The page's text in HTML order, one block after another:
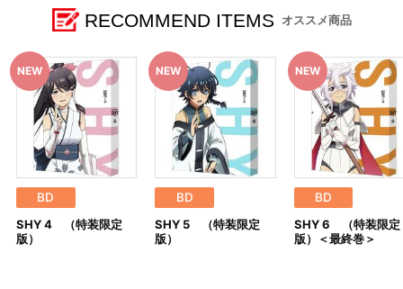
※本商品は準備数に限りがございます。準備数に達した場合、
早期にご注文の受付を終了させていただくことがございます。
※ご要望多数の場合、お届け時期を変更し、再度受注を行うこ
とがございます。
※撮影環境やご利用のモニター環境により、実物と多少異なっ
て見える場合がございます。
※商品画像はイメージです。実際の商品仕様が異なる場合がご
ざいます。あらかじめご了承ください。
※すでにご注文しているかのご確認には、「マイページ」
→「ご注文履歴」にてご確認いただけます。
■ご注文・お支払いについて
※A-on STOREでの決済方法は「カード決済」、「コンビニ決
済」、「Pay-easy（ペイジー）」、「WEB・スマホ決済」のみと
なります。
RECOMMEND ITEMS オススメ商品
BD
SHY 4 （特装限定
版）
BD
SHY 5 （特装限定
版）
BD
SHY 6 （特装限定
版）＜最終巻＞